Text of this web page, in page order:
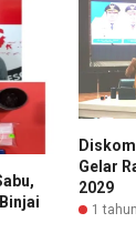
Gelar
2029
1